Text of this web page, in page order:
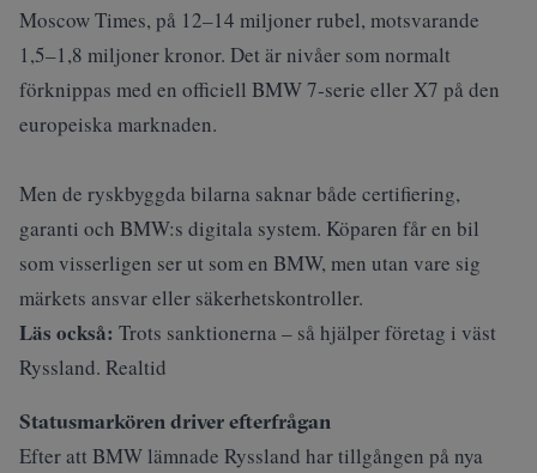
Moscow Times, på 12–14 miljoner rubel, motsvarande
1,5–1,8 miljoner kronor. Det är nivåer som normalt
förknippas med en officiell BMW 7‑serie eller X7 på den
europeiska marknaden.
Men de ryskbyggda bilarna saknar både certifiering,
garanti och BMW:s digitala system. Köparen får en bil
som visserligen ser ut som en BMW, men utan vare sig
märkets ansvar eller säkerhetskontroller.
Läs också: Trots sanktionerna – så hjälper företag i väst
Ryssland. Realtid
Statusmarkören driver efterfrågan
Efter att BMW lämnade Ryssland har tillgången på nya